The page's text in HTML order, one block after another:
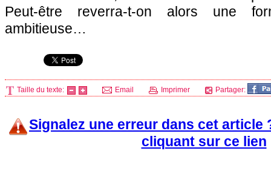
Peut-être reverra-t-on alors une
ambitieuse…
Taille du texte: Email Imprimer Partager:
Signalez une erreur dans cet article
cliquant sur ce lien